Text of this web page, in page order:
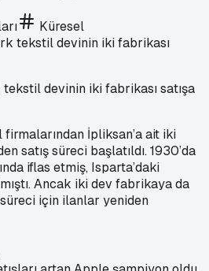
Küresel
devinin iki fabrikası satışa
İpliksan’a ait iki
satış süreci başlatıldı. 1930’da
iflas etmiş, Isparta’daki
Ancak iki dev fabrikaya da
süreci için ilanlar yeniden